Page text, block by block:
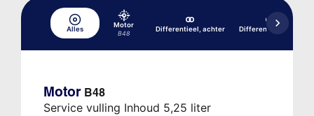
Alles
Motor
B48
Differentieel, achter Differentieel, voor
Motor B48
Service vulling Inhoud 5,25 liter